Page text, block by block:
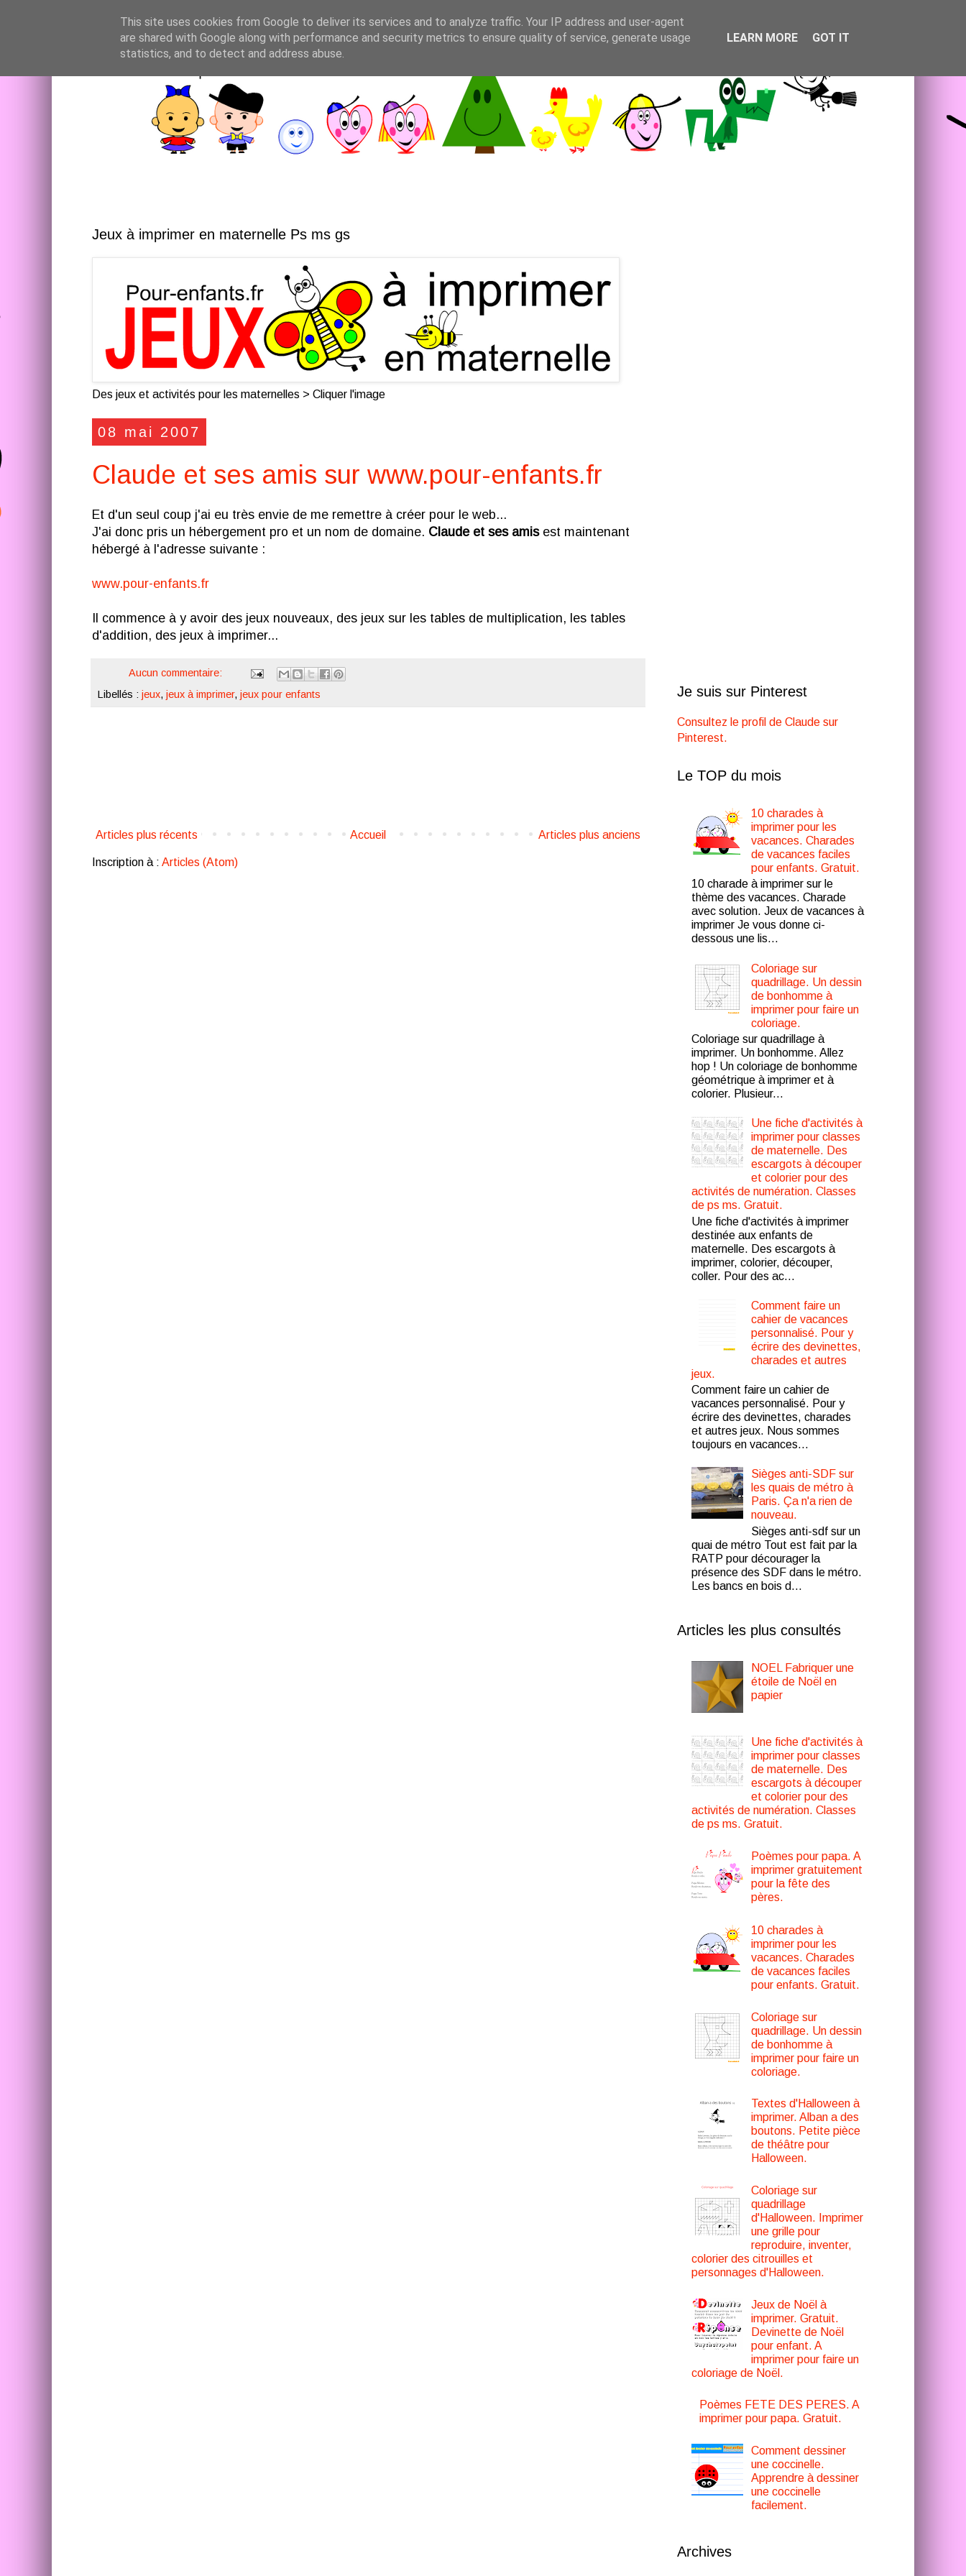
Jeux à imprimer en maternelle Ps ms gs
Des jeux et activités pour les maternelles > Cliquer l'image
08 mai 2007
Claude et ses amis sur www.pour-enfants.fr
Et d'un seul coup j'ai eu très envie de me remettre à créer pour le web...
J'ai donc pris un hébergement pro et un nom de domaine. Claude et ses amisest maintenant
hébergé à l'adresse suivante :
www.pour-enfants.fr
Il commence à y avoir des jeux nouveaux, des jeux sur les tables de multiplication, les tables
d'addition, des jeux à imprimer...
Aucun commentaire:
Libellés : jeux, jeux à imprimer, jeux pour enfants
Articles plus récents Articles plus anciens
Accueil
Inscription à : Articles (Atom)
Je suis sur Pinterest
Consultez le profil de Claude sur
Pinterest.
Le TOP du mois
10 charades à
imprimer pour les
vacances. Charades
de vacances faciles
pour enfants. Gratuit.
10 charade à imprimer sur le
thème des vacances. Charade
avec solution. Jeux de vacances à
imprimer Je vous donne ci-
dessous une lis...
Coloriage sur
quadrillage. Un dessin
de bonhomme à
imprimer pour faire un
coloriage.
Coloriage sur quadrillage à
imprimer. Un bonhomme. Allez
hop ! Un coloriage de bonhomme
géométrique à imprimer et à
colorier. Plusieur...
Une fiche d'activités à
imprimer pour classes
de maternelle. Des
escargots à découper
et colorier pour des
activités de numération. Classes
de ps ms. Gratuit.
Une fiche d'activités à imprimer
destinée aux enfants de
maternelle. Des escargots à
imprimer, colorier, découper,
coller. Pour des ac...
Comment faire un
cahier de vacances
personnalisé. Pour y
écrire des devinettes,
charades et autres
jeux.
Comment faire un cahier de
vacances personnalisé. Pour y
écrire des devinettes, charades
et autres jeux. Nous sommes
toujours en vacances...
Sièges anti-SDF sur
les quais de métro à
Paris. Ça n'a rien de
nouveau.
Sièges anti-sdf sur un
quai de métro Tout est fait par la
RATP pour décourager la
présence des SDF dans le métro.
Les bancs en bois d...
Articles les plus consultés
NOEL Fabriquer une
étoile de Noël en
papier
Une fiche d'activités à
imprimer pour classes
de maternelle. Des
escargots à découper
et colorier pour des
activités de numération. Classes
de ps ms. Gratuit.
Poèmes pour papa. A
imprimer gratuitement
pour la fête des
pères.
10 charades à
imprimer pour les
vacances. Charades
de vacances faciles
pour enfants. Gratuit.
Coloriage sur
quadrillage. Un dessin
de bonhomme à
imprimer pour faire un
coloriage.
Textes d'Halloween à
imprimer. Alban a des
boutons. Petite pièce
de théâtre pour
Halloween.
Coloriage sur
quadrillage
d'Halloween. Imprimer
une grille pour
reproduire, inventer,
colorier des citrouilles et
personnages d'Halloween.
Jeux de Noël à
imprimer. Gratuit.
Devinette de Noël
pour enfant. A
imprimer pour faire un
coloriage de Noël.
Poèmes FETE DES PERES. A
imprimer pour papa. Gratuit.
Comment dessiner
une coccinelle.
Apprendre à dessiner
une coccinelle
facilement.
Archives
This site uses cookies from Google to deliver its services and to analyze traffic. Your IP address and user-agent
are shared with Google along with performance and security metrics to ensure quality of service, generate usage
statistics, and to detect and address abuse.
LEARN MORE GOT IT